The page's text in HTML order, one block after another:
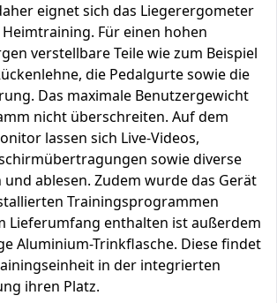
eignet sich das Liegerergometer
Für einen hohen
verstellbare Teile wie zum Beispiel
die Pedalgurte sowie die
Das maximale Benutzergewicht
nicht überschreiten. Auf dem
lassen sich Live-Videos,
sowie diverse
und ablesen. Zudem wurde das Gerät
Trainingsprogrammen
Lieferumfang enthalten ist außerdem
Aluminium-Trinkflasche. Diese findet
in der integrierten
ihren Platz.